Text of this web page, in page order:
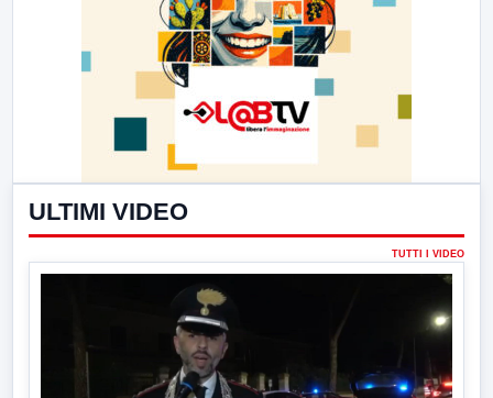
ULTIMI VIDEO
TUTTI I VIDEO